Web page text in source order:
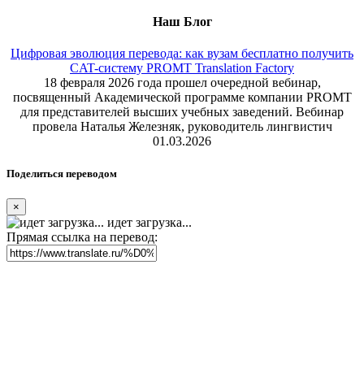
Наш Блог
Цифровая эволюция перевода: как вузам бесплатно получить
CAT-систему PROMT Translation Factory
18 февраля 2026 года прошел очередной вебинар,
посвященный Академической программе компании PROMT
для представителей высших учебных заведений. Вебинар
провела Наталья Железняк, руководитель лингвистич
01.03.2026
Поделиться переводом
×
идет загрузка...
Прямая ссылка на перевод: